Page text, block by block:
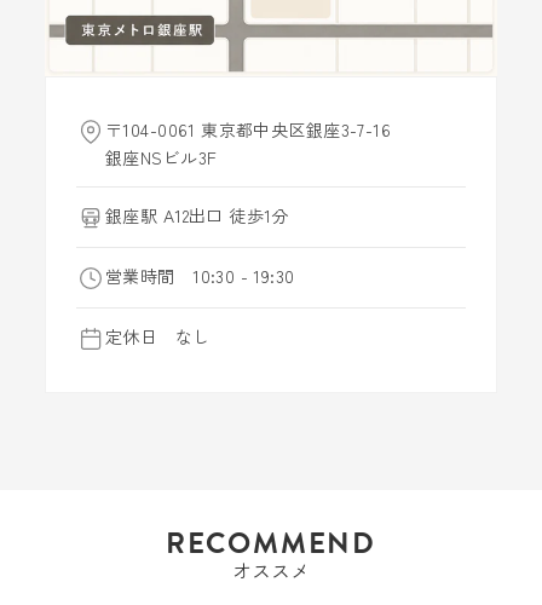
〒104-0061 東京都中央区銀座3-7-16
銀座NSビル3F
銀座駅 A12出口 徒歩1分
営業時間 10:30 - 19:30
定休日 なし
RECOMMEND
オススメ